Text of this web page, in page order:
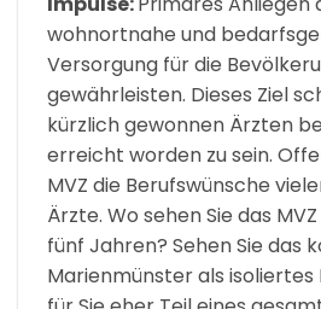
wohnortnahe und
Versorgung für die
gewährleisten. Dieses Ziel
kürzlich gewonnen Ärzten
erreicht worden zu sein.
MVZ die Berufswünsche
Ärzte. Wo sehen Sie das
fünf Jahren? Sehen Sie das
Marienmünster als isoliertes